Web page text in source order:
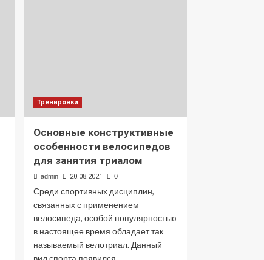
Тренировки
Основные конструктивные
особенности велосипедов
для занятия триалом
admin 20.08.2021 0
Среди спортивных дисциплин,
связанных с применением
велосипеда, особой популярностью
в настоящее время обладает так
называемый велотриал. Данный
вид спорта появился...